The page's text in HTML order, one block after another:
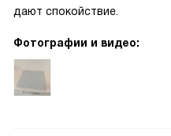
дают спокойствие.
Фотографии и видео: